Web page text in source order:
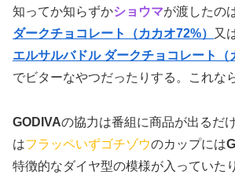
知ってか知らずかショウマが渡したの
ダークチョコレート（カカオ72%）
又
エルサルバドル ダークチョコレート（
でビターなやつだったりする。これな
GODIVAの協力は番組に商品が出るだ
はフラッペいずゴチゾウのカップには
特徴的なダイヤ型の模様が入っていた